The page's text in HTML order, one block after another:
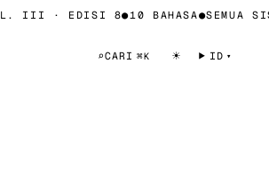
III · EDISI 8 ●10 BAHASA●SEMUA
⌕CARI ⌘K ☀ ID